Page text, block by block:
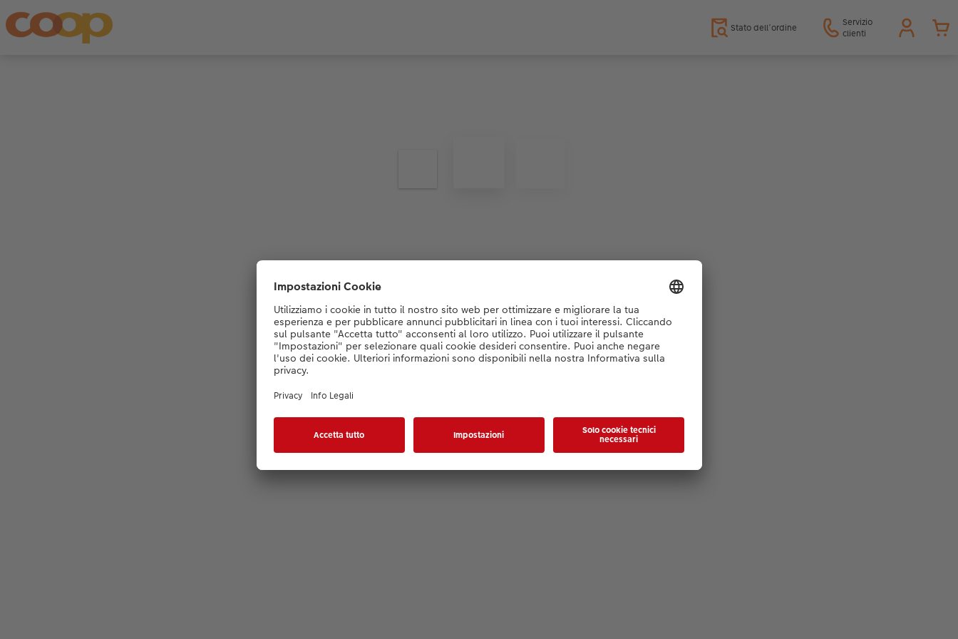
Stato dell’ordine
Servizio
clienti
Konfigurator wird geladen...